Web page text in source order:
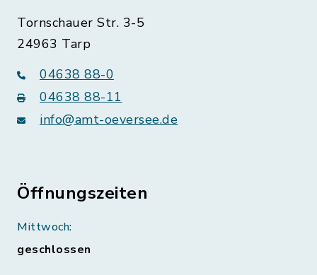
Tornschauer Str. 3-5
24963 Tarp
04638 88-0
04638 88-11
info@amt-oeversee.de
Öffnungszeiten
Mittwoch:
geschlossen